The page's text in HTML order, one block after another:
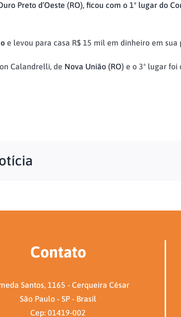
Preto d’Oeste (RO), ficou com o 1º lugar do
e levou para casa R$ 15 mil em dinheiro em
Calandrelli, de Nova União (RO) e o 3º lugar
Contato
Santos, 1165 - Cerqueira César
São Paulo - SP - Brasil
Cep: 01419-002